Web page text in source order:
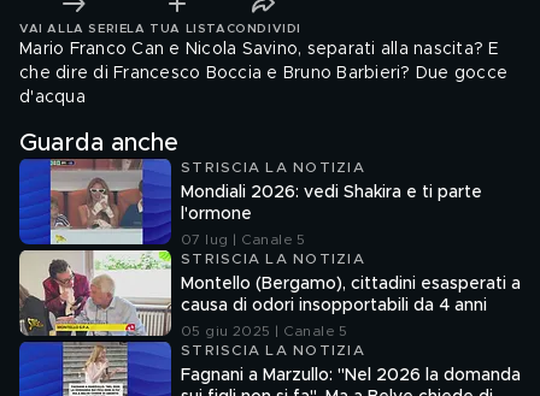
VAI ALLA SERIE LA TUA LISTA CONDIVIDI
Mario Franco Can e Nicola Savino, separati alla nascita? E
che dire di Francesco Boccia e Bruno Barbieri? Due gocce
d'acqua
Guarda anche
STRISCIA LA NOTIZIA
Mondiali 2026: vedi Shakira e ti parte
l'ormone
07 lug | Canale 5
STRISCIA LA NOTIZIA
Montello (Bergamo), cittadini esasperati a
causa di odori insopportabili da 4 anni
05 giu 2025 | Canale 5
STRISCIA LA NOTIZIA
Fagnani a Marzullo: "Nel 2026 la domanda